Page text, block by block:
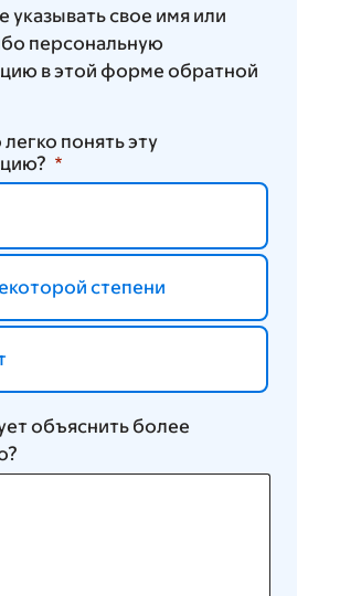
указывать свое имя или
персональную
в этой форме обратной
понять эту
степени
объяснить более